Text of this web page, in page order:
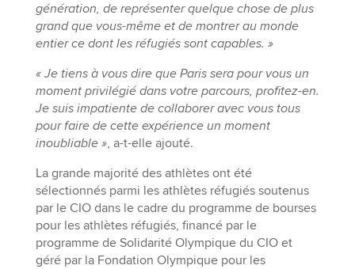
génération, de représenter quelque chose de plus
grand que vous-même et de montrer au monde
entier ce dont les réfugiés sont capables. »
« Je tiens à vous dire que Paris sera pour vous un
moment privilégié dans votre parcours, profitez-en.
Je suis impatiente de collaborer avec vous tous
pour faire de cette expérience un moment
inoubliable », a-t-elle ajouté.
La grande majorité des athlètes ont été
sélectionnés parmi les athlètes réfugiés soutenus
par le CIO dans le cadre du programme de bourses
pour les athlètes réfugiés, financé par le
programme de Solidarité Olympique du CIO et
géré par la Fondation Olympique pour les